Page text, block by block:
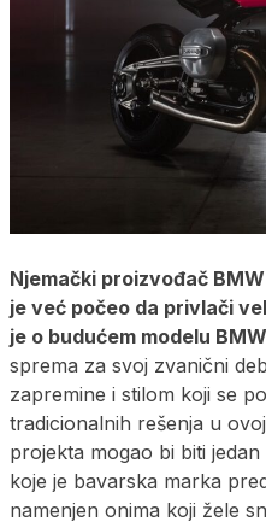
Njemački proizvođač
je već počeo da privlači
je o budućem modelu
sprema za svoj zvanični
zapremine i stilom koji se
tradicionalnih rešenja u
projekta mogao bi biti
koje je bavarska marka
namenjen onima koji žele